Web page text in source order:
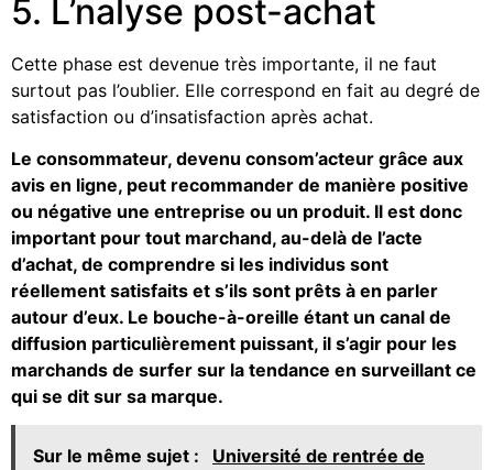
5. L’nalyse post-achat
Cette phase est devenue très importante, il ne faut
surtout pas l’oublier. Elle correspond en fait au degré de
satisfaction ou d’insatisfaction après achat.
Le consommateur, devenu consom’acteur grâce aux
avis en ligne, peut recommander de manière positive
ou négative une entreprise ou un produit. Il est donc
important pour tout marchand, au-delà de l’acte
d’achat, de comprendre si les individus sont
réellement satisfaits et s’ils sont prêts à en parler
autour d’eux. Le bouche-à-oreille étant un canal de
diffusion particulièrement puissant, il s’agir pour les
marchands de surfer sur la tendance en surveillant ce
qui se dit sur sa marque.
Sur le même sujet :
Université de rentrée de